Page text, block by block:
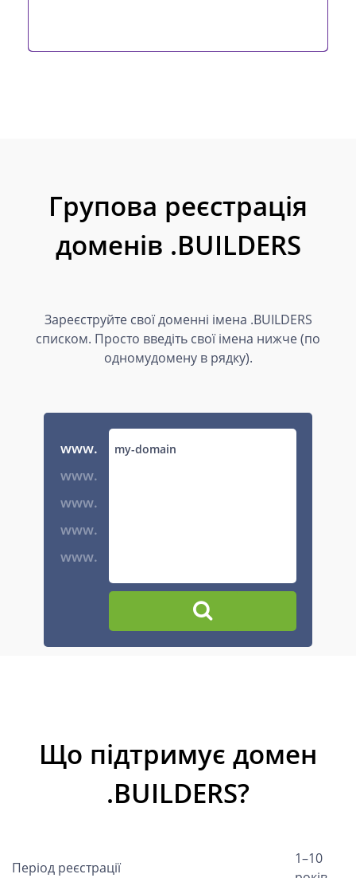
Групова реєстрація
доменів .BUILDERS
Зареєструйте свої доменні імена .BUILDERS
списком. Просто введіть свої імена нижче (по
одномудомену в рядку).
www.
www.
www.
www.
www.
Що підтримує домен
.BUILDERS?
Період реєстрації
1–10